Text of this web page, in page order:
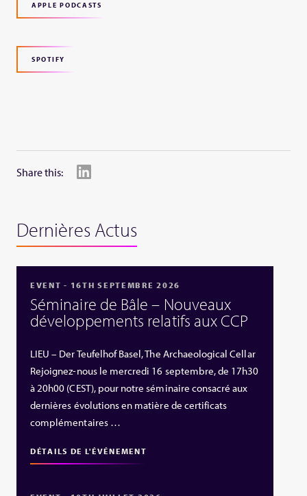
APPLE PODCASTS
SPOTIFY
Share this:
Dernières Actus
EVENT - 16TH SEPTEMBRE 2026
Séminaire de Bâle – Nouveaux
développements relatifs aux CCP
LIEU – Der Teufelhof Basel, The Archaeological Cellar
Rejoignez-nous le mercredi 16 septembre, de 17h30
à 20h00 (CEST), pour notre séminaire consacré aux
dernières évolutions en matière de certificats
complémentaires …
DÉTAILS DE L'ÉVÉNEMENT